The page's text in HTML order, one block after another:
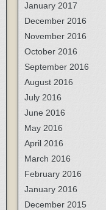
January 2017
December 2016
November 2016
October 2016
September 2016
August 2016
July 2016
June 2016
May 2016
April 2016
March 2016
February 2016
January 2016
December 2015